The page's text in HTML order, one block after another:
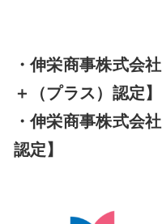
・伸栄商事株式
＋（プラス）認定】
・伸栄商事
認定 】